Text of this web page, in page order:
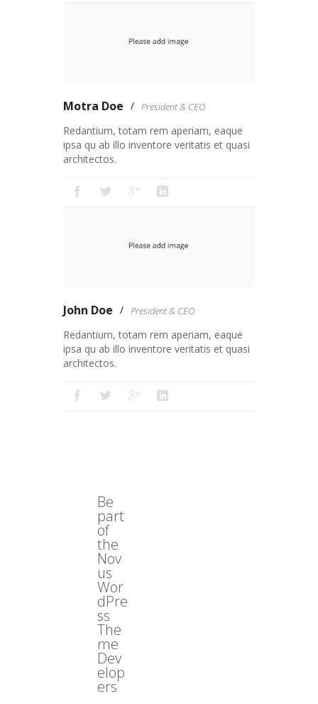
Motra Doe President & CEO
Redantium, totam rem aperiam, eaque
ipsa qu ab illo inventore veritatis et quasi
architectos.
John Doe President & CEO
Redantium, totam rem aperiam, eaque
ipsa qu ab illo inventore veritatis et quasi
architectos.
Be
part
of
the
Nov
us
Wor
dPre
ss
The
me
Dev
elop
ers